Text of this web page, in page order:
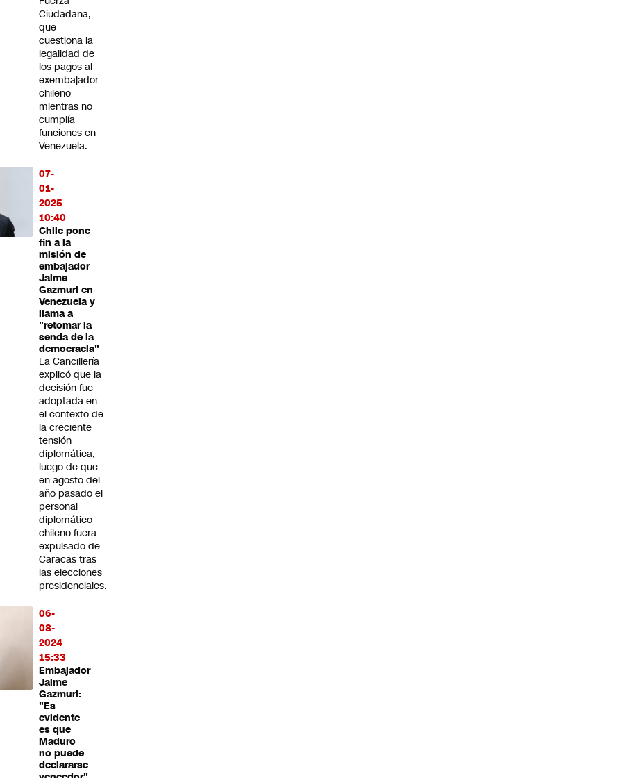
Ciudadana,
que
cuestiona la
legalidad de
los pagos al
exembajador
chileno
mientras no
cumplía
funciones en
Venezuela.
07-
01-
2025
10:40
Chile pone
fin a la
misión de
embajador
Jaime
Gazmuri en
Venezuela y
llama a
"retomar la
senda de la
democracia"
La Cancillería
explicó que la
decisión fue
adoptada en
el contexto de
la creciente
tensión
diplomática,
luego de que
en agosto del
año pasado el
personal
diplomático
chileno fuera
expulsado de
Caracas tras
las elecciones
presidenciales.
06-
08-
2024
15:33
Embajador
Jaime
Gazmuri:
"Es
evidente
es que
Maduro
no puede
declararse